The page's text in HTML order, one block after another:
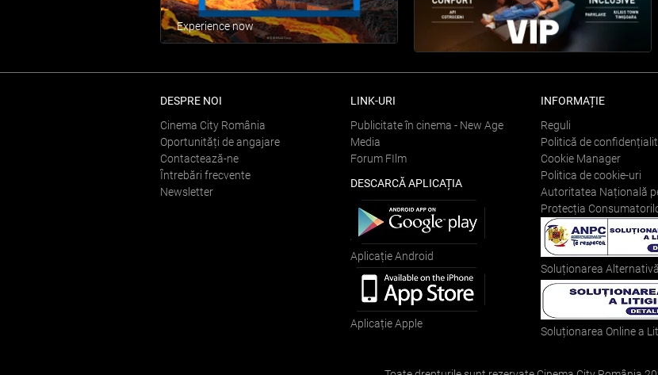
Experience now
DESPRE NOI
Cinema City România
Oportunități de angajare
Contactează-ne
Întrebări frecvente
Newsletter
LINK-URI
Publicitate în cinema - New Age
Media
Forum FIlm
DESCARCĂ APLICAȚIA
Aplicație Android
Aplicație Apple
INFORMAȚIE
Reguli
Politică de
Cookie Manager
Politica de cookie-uri
Autoritatea Națională
Protecția
Soluționarea
Soluționarea Online a